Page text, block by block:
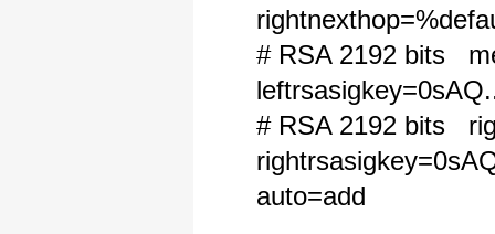
# RSA 2192 bits
# RSA 2192 bits
auto=add